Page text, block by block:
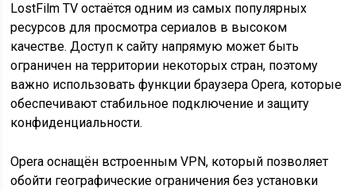
LostFilm TV остаётся одним из самых популярных
ресурсов для просмотра сериалов в высоком
качестве. Доступ к сайту напрямую может быть
ограничен на территории некоторых стран, поэтому
важно использовать функции браузера Opera, которые
обеспечивают стабильное подключение и защиту
конфиденциальности.
Opera оснащён встроенным VPN, который позволяет
обойти географические ограничения без установки